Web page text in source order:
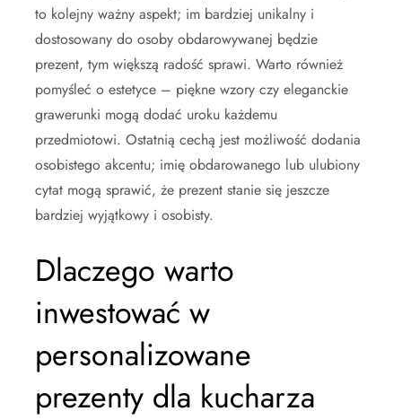
to kolejny ważny aspekt; im bardziej unikalny i
dostosowany do osoby obdarowywanej będzie
prezent, tym większą radość sprawi. Warto również
pomyśleć o estetyce – piękne wzory czy eleganckie
grawerunki mogą dodać uroku każdemu
przedmiotowi. Ostatnią cechą jest możliwość dodania
osobistego akcentu; imię obdarowanego lub ulubiony
cytat mogą sprawić, że prezent stanie się jeszcze
bardziej wyjątkowy i osobisty.
Dlaczego warto
inwestować w
personalizowane
prezenty dla kucharza